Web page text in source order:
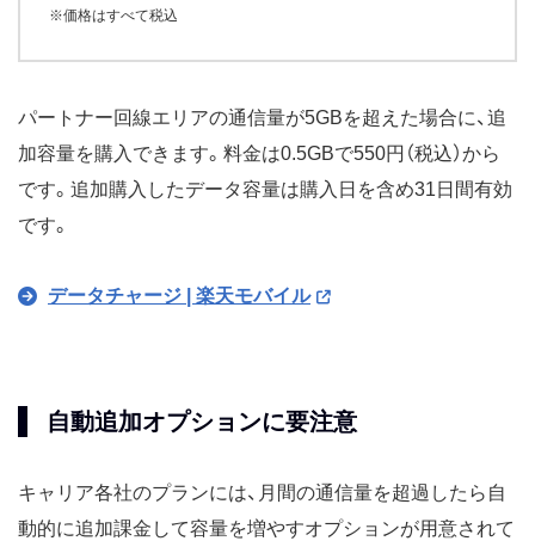
※価格はすべて税込
パートナー回線エリアの通信量が5GBを超えた場合に、追
加容量を購入できます。料金は0.5GBで550円（税込）から
です。追加購入したデータ容量は購入日を含め31日間有効
です。
データチャージ | 楽天モバイル
自動追加オプションに要注意
キャリア各社のプランには、月間の通信量を超過したら自
動的に追加課金して容量を増やすオプションが用意されて